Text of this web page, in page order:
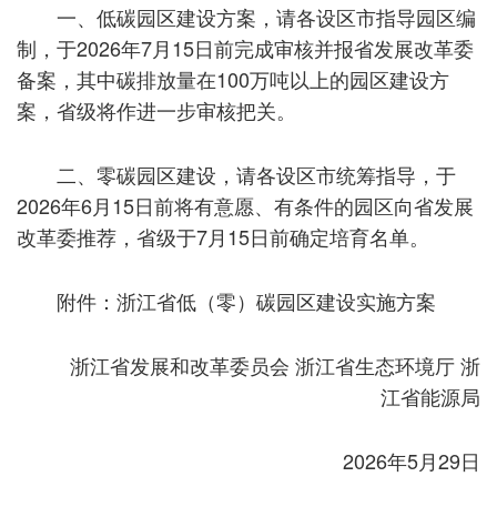
一、低碳园区建设方案，请各设区市指导园区编
制，于2026年7月15日前完成审核并报省发展改革委
备案，其中碳排放量在100万吨以上的园区建设方
案，省级将作进一步审核把关。
二、零碳园区建设，请各设区市统筹指导，于
2026年6月15日前将有意愿、有条件的园区向省发展
改革委推荐，省级于7月15日前确定培育名单。
附件：浙江省低（零）碳园区建设实施方案
浙江省发展和改革委员会 浙江省生态环境厅 浙
江省能源局
2026年5月29日